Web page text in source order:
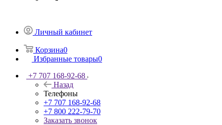
Личный кабинет
Корзина0
Избранные товары0
+7 707 168-92-68
Назад
Телефоны
+7 707 168-92-68
+7 800 222-79-70
Заказать звонок